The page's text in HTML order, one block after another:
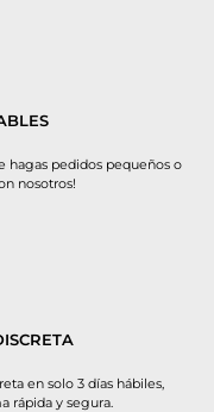
hagas pedidos pequeños o
nosotros!
en solo 3 días hábiles,
rápida y segura.